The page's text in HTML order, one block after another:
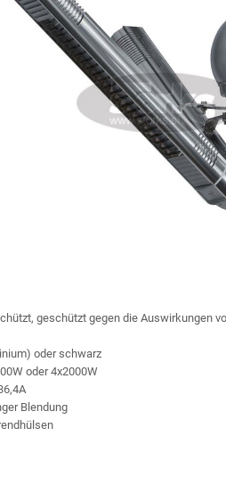
geschützt gegen die Auswirkungen
oder schwarz
oder 4x2000W
Blendung